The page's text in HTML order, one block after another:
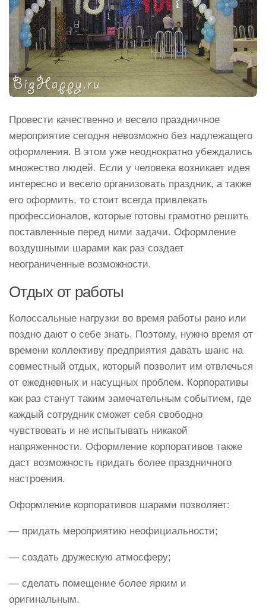
Провести качественно и весело праздничное
мероприятие сегодня невозможно без надлежащего
оформления. В этом уже неоднократно убеждались
множество людей. Если у человека возникает идея
интересно и весело организовать праздник, а также
его оформить, то стоит всегда привлекать
профессионалов, которые готовы грамотно решить
поставленные перед ними задачи. Оформление
воздушными шарами как раз создает
неограниченные возможности.
Отдых от работы
Колоссальные нагрузки во время работы рано или
поздно дают о себе знать. Поэтому, нужно время от
времени коллективу предприятия давать шанс на
совместный отдых, который позволит им отвлечься
от ежедневных и насущных проблем. Корпоративы
как раз станут таким замечательным событием, где
каждый сотрудник сможет себя свободно
чувствовать и не испытывать никакой
напряженности. Оформление корпоративов также
даст возможность придать более праздничного
настроения.
Оформление корпоративов шарами позволяет:
— придать мероприятию неофициальности;
— создать дружескую атмосферу;
— сделать помещение более ярким и
оригинальным.